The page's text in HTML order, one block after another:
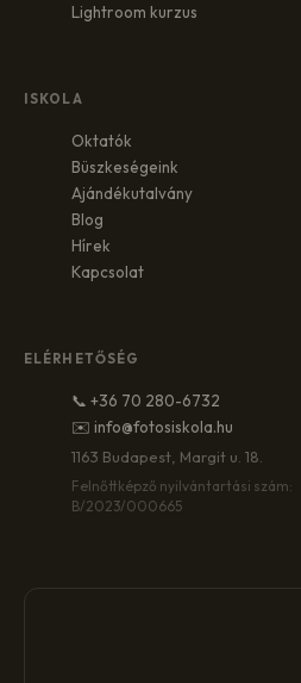
Lightroom kurzus
ISKOLA
Oktatók
Büszkeségeink
Ajándékutalvány
Blog
Hírek
Kapcsolat
ELÉRHETŐSÉG
📞 +36 70 280-6732
✉️ info@fotosiskola.hu
1163 Budapest, Margit u. 18.
Felnőttképző nyilvántartási szám:
B/2023/000665